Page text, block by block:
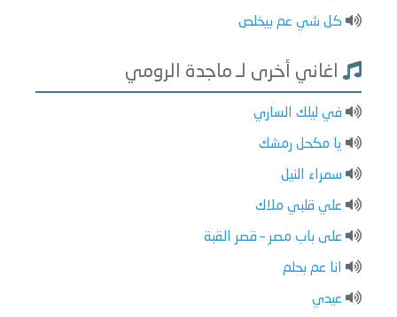
كل شي عم بيخلص
اغاني أخرى لـ ماجدة الرومي
في ليلك الساري
يا مكحل رمشك
سمراء النيل
علي قلبي ملاك
على باب مصر – قصر القبة
انا عم بحلم
عيدي